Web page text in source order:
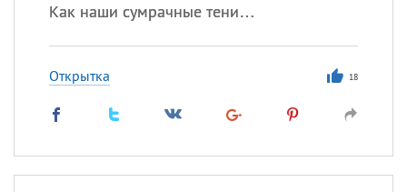
Как наши сумрачные тени…
Открытка 18